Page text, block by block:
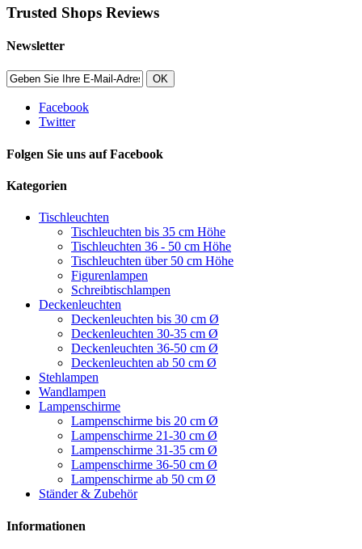
Trusted Shops Reviews
Newsletter
OK
Facebook
Twitter
Folgen Sie uns auf Facebook
Kategorien
Tischleuchten
Tischleuchten bis 35 cm Höhe
Tischleuchten 36 - 50 cm Höhe
Tischleuchten über 50 cm Höhe
Figurenlampen
Schreibtischlampen
Deckenleuchten
Deckenleuchten bis 30 cm Ø
Deckenleuchten 30-35 cm Ø
Deckenleuchten 36-50 cm Ø
Deckenleuchten ab 50 cm Ø
Stehlampen
Wandlampen
Lampenschirme
Lampenschirme bis 20 cm Ø
Lampenschirme 21-30 cm Ø
Lampenschirme 31-35 cm Ø
Lampenschirme 36-50 cm Ø
Lampenschirme ab 50 cm Ø
Ständer & Zubehör
Informationen